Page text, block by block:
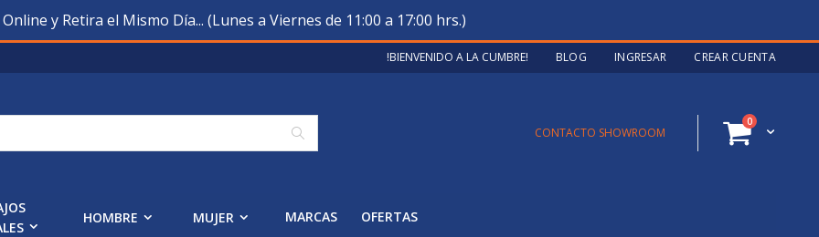
y Retira el Mismo Día... (Lunes a Viernes de 11:00 a 17:00 hrs.)
!BIENVENIDO A LA CUMBRE! BLOG INGRESAR CREAR CUENTA
Cart
0artículos
CONTACTO SHOWROOM
HOMBRE MUJER MARCAS OFERTAS